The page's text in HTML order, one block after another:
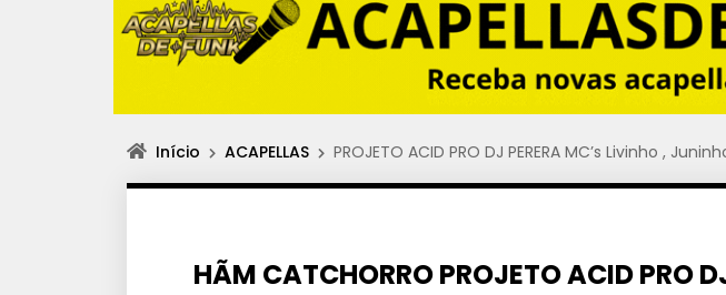
Início ACAPELLAS PROJETO ACID PRO DJ PERERA MC’s Livinho ,
HÃM CATCHORRO PROJETO ACID PRO